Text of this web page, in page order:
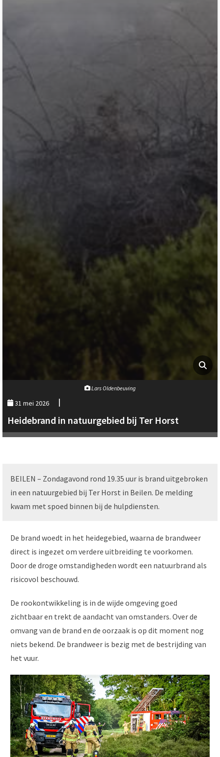
Lars Oldenbeuving
31 mei 2026
Heidebrand in natuurgebied bij Ter Horst
BEILEN – Zondagavond rond 19.35 uur is brand uitgebroken
in een natuurgebied bij Ter Horst in Beilen. De melding
kwam met spoed binnen bij de hulpdiensten.
De brand woedt in het heidegebied, waarna de brandweer
direct is ingezet om verdere uitbreiding te voorkomen.
Door de droge omstandigheden wordt een natuurbrand als
risicovol beschouwd.
De rookontwikkeling is in de wijde omgeving goed
zichtbaar en trekt de aandacht van omstanders. Over de
omvang van de brand en de oorzaak is op dit moment nog
niets bekend. De brandweer is bezig met de bestrijding van
het vuur.